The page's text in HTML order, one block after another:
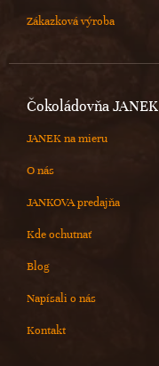
Zákazková výroba
Čokoládovňa JANEK
JANEK na mieru
O nás
JANKOVA predajňa
Kde ochutnať
Blog
Napísali o nás
Kontakt